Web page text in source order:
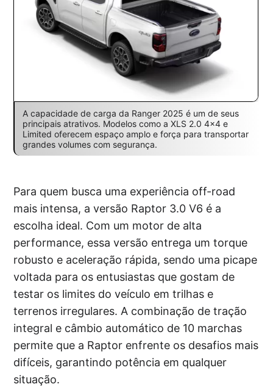
A capacidade de carga da Ranger 2025 é um de seus
principais atrativos. Modelos como a XLS 2.0 4×4 e
Limited oferecem espaço amplo e força para transportar
grandes volumes com segurança.
Para quem busca uma experiência off-road
mais intensa, a versão Raptor 3.0 V6 é a
escolha ideal. Com um motor de alta
performance, essa versão entrega um torque
robusto e aceleração rápida, sendo uma picape
voltada para os entusiastas que gostam de
testar os limites do veículo em trilhas e
terrenos irregulares. A combinação de tração
integral e câmbio automático de 10 marchas
permite que a Raptor enfrente os desafios mais
difíceis, garantindo potência em qualquer
situação.